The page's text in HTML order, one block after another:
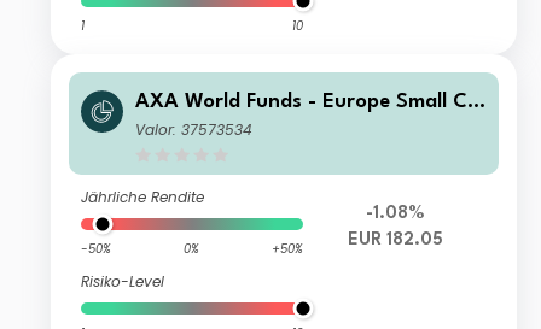
1 10
AXA World Funds - Europe Small Ca
p M Distribution EUR
Valor: 37573534
Jährliche Rendite
-50% 0% +50%
Risiko-Level
-1.08%
EUR 182.05